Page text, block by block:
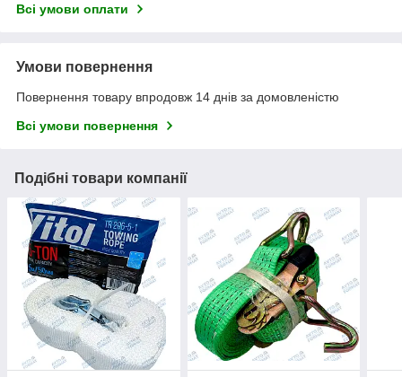
Всі умови оплати
Умови повернення
Повернення товару впродовж 14 днів за домовленістю
Всі умови повернення
Подібні товари компанії